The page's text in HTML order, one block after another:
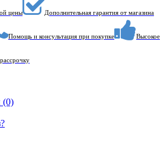
цены Дополнительная гарантия от магазина
Помощь и консультация при покупке Высокое
(0)